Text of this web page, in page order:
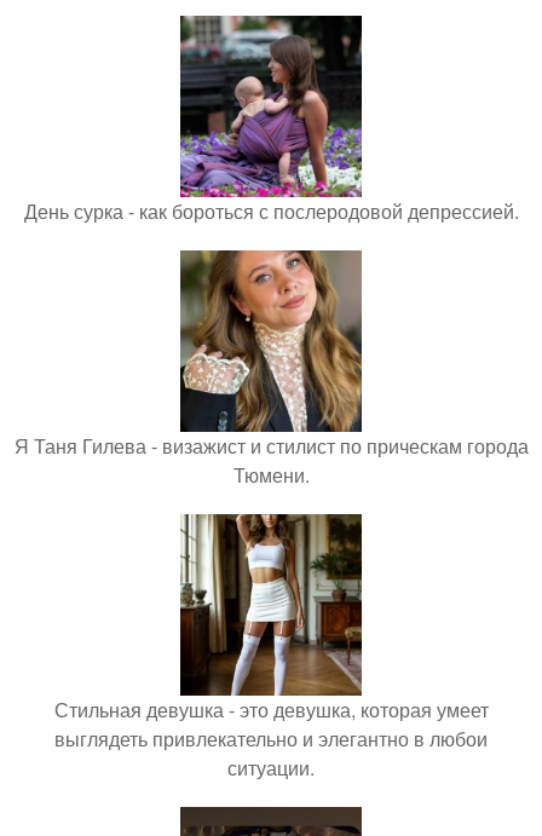
День сурка - как бороться с послеродовой депрессией.
Я Таня Гилева - визажист и стилист по прическам города
Тюмени.
Стильная девушка - это девушка, которая умеет
выглядеть привлекательно и элегантно в любои
ситуации.